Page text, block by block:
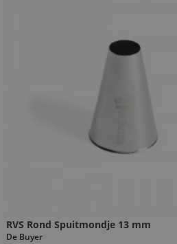
RVS Rond Spuitmondje 13 mm
De Buyer